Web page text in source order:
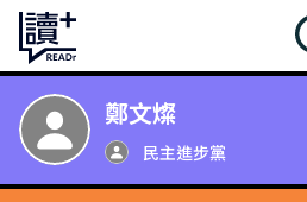
鄭文燦
民主進步黨